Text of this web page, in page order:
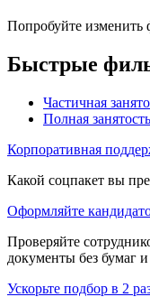
Попробуйте
Быстрые
Частичная
Полная занятость
Корпоративная
Какой соцпакет вы
Оформляйте
Проверяйте
документы без бумаг
Ускорьте подбор в 2